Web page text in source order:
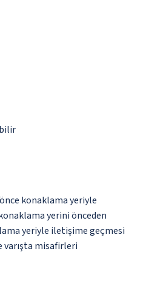
konaklama yeriyle
yerini önceden
yeriyle iletişime geçmesi
varışta misafirleri